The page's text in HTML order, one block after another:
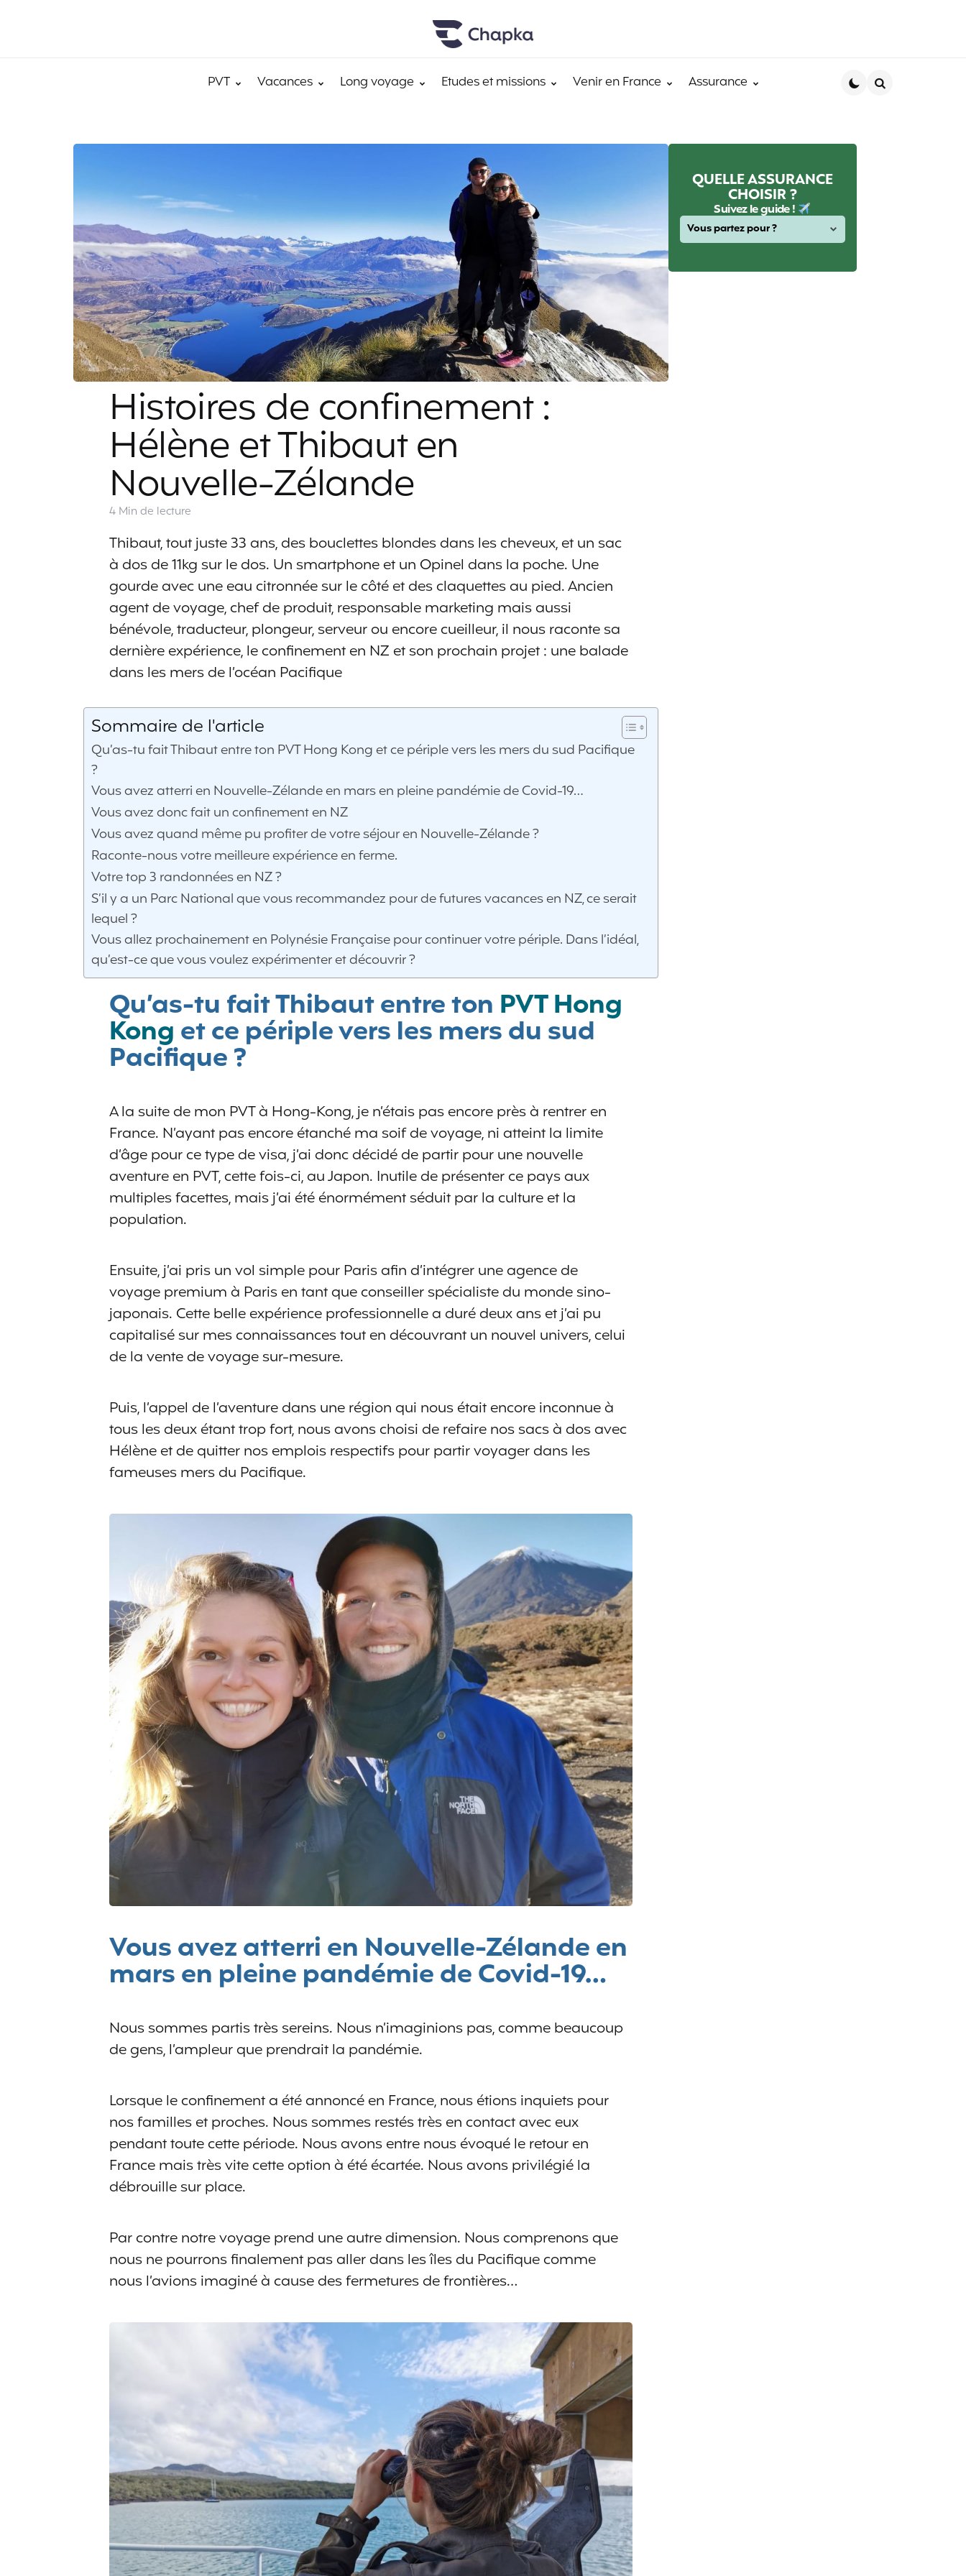
PVT Vacances Long voyage Etudes et missions Venir en France Assurance
Histoires de confinement :
Hélène et Thibaut en
Nouvelle-Zélande
4 Min de lecture
Thibaut, tout juste 33 ans, des bouclettes blondes dans les cheveux, et un sac
à dos de 11kg sur le dos. Un smartphone et un Opinel dans la poche. Une
gourde avec une eau citronnée sur le côté et des claquettes au pied. Ancien
agent de voyage, chef de produit, responsable marketing mais aussi
bénévole, traducteur, plongeur, serveur ou encore cueilleur, il nous raconte sa
dernière expérience, le confinement en NZ et son prochain projet : une balade
dans les mers de l’océan Pacifique
Sommaire de l'article
Qu’as-tu fait Thibaut entre ton PVT Hong Kong et ce périple vers les mers du sud Pacifique
?
Vous avez atterri en Nouvelle-Zélande en mars en pleine pandémie de Covid-19…
Vous avez donc fait un confinement en NZ
Vous avez quand même pu profiter de votre séjour en Nouvelle-Zélande ?
Raconte-nous votre meilleure expérience en ferme.
Votre top 3 randonnées en NZ ?
S’il y a un Parc National que vous recommandez pour de futures vacances en NZ, ce serait
lequel ?
Vous allez prochainement en Polynésie Française pour continuer votre périple. Dans l’idéal,
qu’est-ce que vous voulez expérimenter et découvrir ?
Qu’as-tu fait Thibaut entre ton PVT Hong
Kong et ce périple vers les mers du sud
Pacifique ?
A la suite de mon PVT à Hong-Kong, je n’étais pas encore près à rentrer en
France. N’ayant pas encore étanché ma soif de voyage, ni atteint la limite
d’âge pour ce type de visa, j’ai donc décidé de partir pour une nouvelle
aventure en PVT, cette fois-ci, au Japon. Inutile de présenter ce pays aux
multiples facettes, mais j’ai été énormément séduit par la culture et la
population.
Ensuite, j’ai pris un vol simple pour Paris afin d’intégrer une agence de
voyage premium à Paris en tant que conseiller spécialiste du monde sino-
japonais. Cette belle expérience professionnelle a duré deux ans et j’ai pu
capitalisé sur mes connaissances tout en découvrant un nouvel univers, celui
de la vente de voyage sur-mesure.
Puis, l’appel de l’aventure dans une région qui nous était encore inconnue à
tous les deux étant trop fort, nous avons choisi de refaire nos sacs à dos avec
Hélène et de quitter nos emplois respectifs pour partir voyager dans les
fameuses mers du Pacifique.
Vous avez atterri en Nouvelle-Zélande en
mars en pleine pandémie de Covid-19…
Nous sommes partis très sereins. Nous n’imaginions pas, comme beaucoup
de gens, l’ampleur que prendrait la pandémie.
Lorsque le confinement a été annoncé en France, nous étions inquiets pour
nos familles et proches. Nous sommes restés très en contact avec eux
pendant toute cette période. Nous avons entre nous évoqué le retour en
France mais très vite cette option à été écartée. Nous avons privilégié la
débrouille sur place.
Par contre notre voyage prend une autre dimension. Nous comprenons que
nous ne pourrons finalement pas aller dans les îles du Pacifique comme
nous l’avions imaginé à cause des fermetures de frontières…
QUELLE ASSURANCE
CHOISIR ?
Suivez le guide !